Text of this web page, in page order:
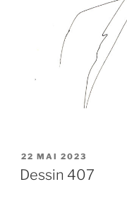
PUBLIÉ
LE
22 MAI 2023
Dessin 407